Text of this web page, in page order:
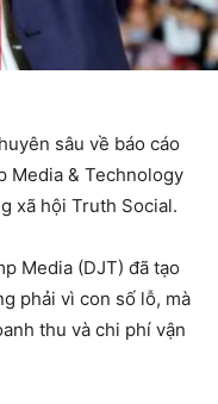
sâu về báo cáo
Media & Technology
xã hội Truth Social.
Media (DJT) đã tạo
phải vì con số lỗ, mà
thu và chi phí vận